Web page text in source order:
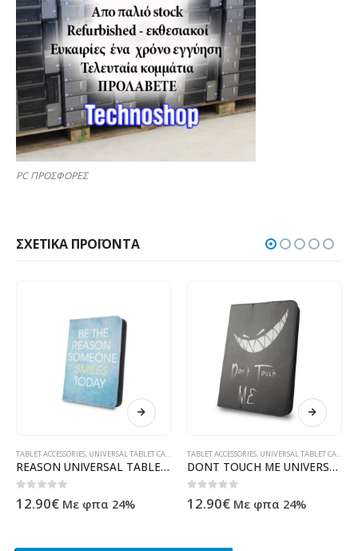
PC ΠΡΟΣΦΟΡΕΣ
ΣΧΕΤΙΚΆ ΠΡΟΪΌΝΤΑ
TABLET ACCESSORIES UNIVERSAL TABLET CASES
REASON UNIVERSAL TABLET CASE 7-8''
0 out of 5
12.90€ Με φπα 24%
TABLET ACCESSORIES UNIVERSAL TABLET CASES
DONT TOUCH ME UNIVERSAL TABLET CASE 9-10''
0 out of 5
12.90€ Με φπα 24%